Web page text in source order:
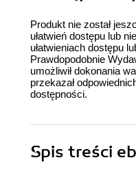
Produkt nie został
ułatwień dostępu lub
ułatwieniach dostępu
Prawdopodobnie
umożliwił dokonania
przekazał
dostępności.
Spis treści